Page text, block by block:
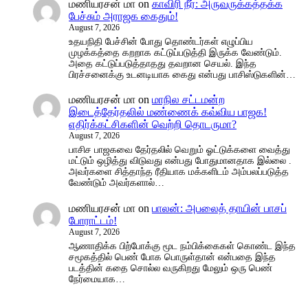
மணியரசன் மா on காவிரி நீர்: அருவருக்கத்தக்க
பேச்சும் அராஜக கைதும்!
August 7, 2026
உதயநிதி பேச்சின் போது தொண்டர்கள் எழுப்பிய
முழக்கத்தை கறறாக கட்டுப்படுத்தி இருக்க வேண்டும்.
அதை கட்டுப்படுத்தாதது தவறான செயல். இந்த
பிரச்சனைக்கு உடனடியாக கைது என்பது பாசிஸ்டுகளின்…
மணியரசன் மா on மாநில சட்டமன்ற
இடைத்தேர்தலில் மண்ணைக் கவ்விய பாஜக!
எதிர்க்கட்சிகளின் வெற்றி தொடருமா?
August 7, 2026
பாசிச பாஜகவை தேர்தலில் வெறும் ஓட்டுக்களை வைத்து
மட்டும் ஒழித்து விடுவது என்பது போதுமானதாக இல்லை .
அவர்களை சித்தாந்த ரீதியாக மக்களிடம் அம்பலப்படுத்த
வேண்டும் அவர்களால்…
மணியரசன் மா on பாலன்: அபலைத் தாயின் பாசப்
போராட்டம்!
August 7, 2026
ஆணாதிக்க பிற்போக்கு மூட நம்பிக்கைகள் கொண்ட இந்த
சமூகத்தில் பெண் போக பொருள்தான் என்பதை இந்த
படத்தின் கதை சொல்ல வருகிறது மேலும் ஒரு பெண்
நேர்மையாக…